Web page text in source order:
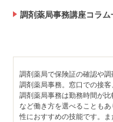
調剤薬局事務講座コラム
調剤薬局で保険証の確認や
調剤薬局事務。窓口での接客
調剤薬局事務は勤務時間が
など働き方を選べることも
性におすすめの技能です。